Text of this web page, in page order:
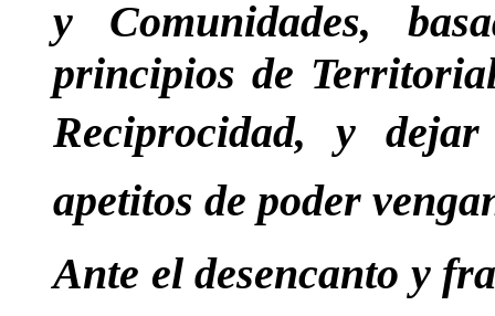
y Comunidades,
principios de
Reciprocidad, y dejar
apetitos de poder
Ante el desencanto y